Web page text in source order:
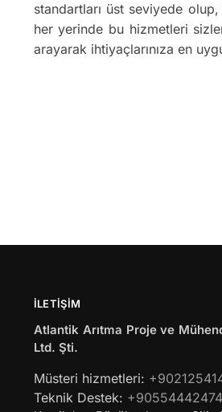
standartları üst seviyede
her yerinde bu hizmetleri
arayarak ihtiyaçlarınıza en
İLETIŞIM
Atlantik Arıtma Proje ve
Ltd. Şti.
Müsteri hizmetleri:
Teknik Destek: